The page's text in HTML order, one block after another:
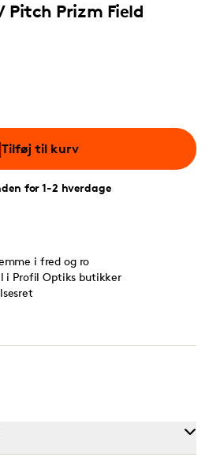
Pitch Prizm Field
Tilføj til kurv
for 1-2 hverdage
i fred og ro
i Profil Optiks butikker